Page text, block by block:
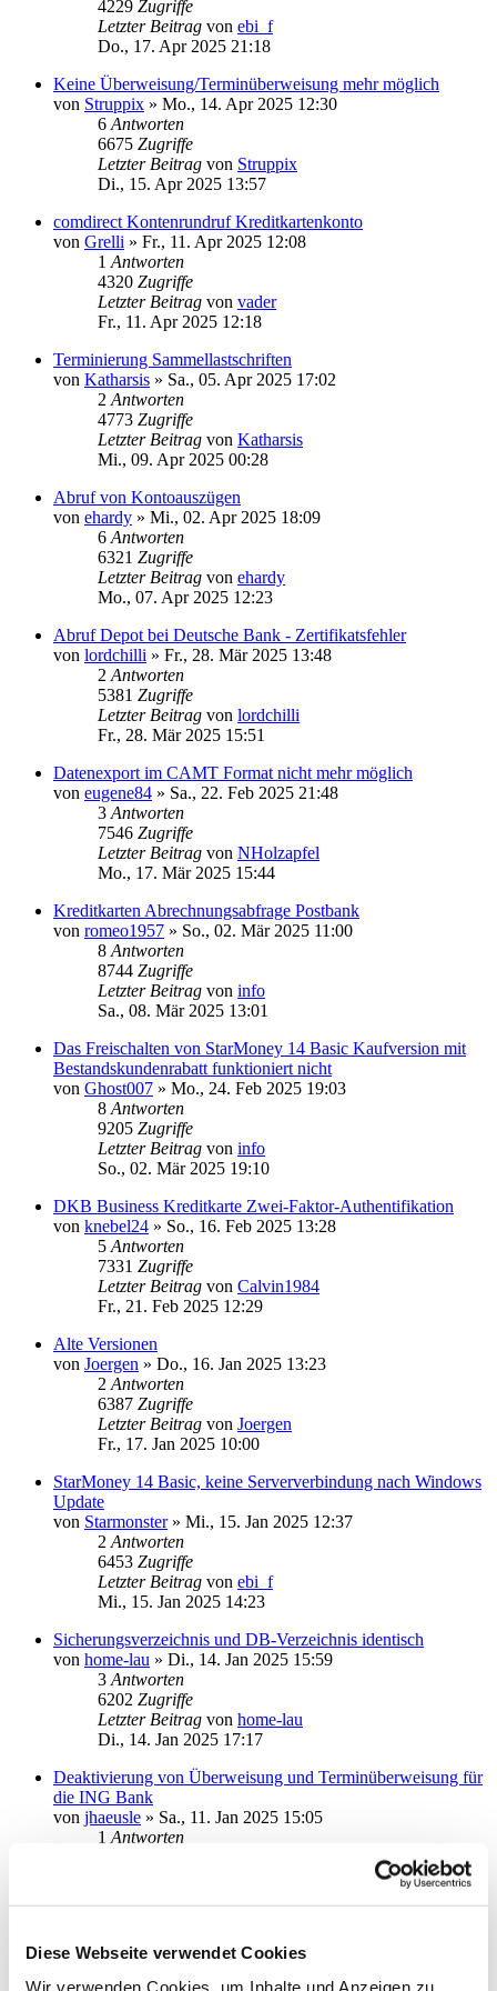
Diese Webseite verwendet Cookies
Wir verwenden Cookies, um Inhalte und Anzeigen zu
4229 Zugriffe
Letzter Beitrag von ebi_f
Do., 17. Apr 2025 21:18
Keine Überweisung/Terminüberweisung mehr möglich
von Struppix » Mo., 14. Apr 2025 12:30
6 Antworten
6675 Zugriffe
Letzter Beitrag von Struppix
Di., 15. Apr 2025 13:57
comdirect Kontenrundruf Kreditkartenkonto
von Grelli » Fr., 11. Apr 2025 12:08
1 Antworten
4320 Zugriffe
Letzter Beitrag von vader
Fr., 11. Apr 2025 12:18
Terminierung Sammellastschriften
von Katharsis » Sa., 05. Apr 2025 17:02
2 Antworten
4773 Zugriffe
Letzter Beitrag von Katharsis
Mi., 09. Apr 2025 00:28
Abruf von Kontoauszügen
von ehardy » Mi., 02. Apr 2025 18:09
6 Antworten
6321 Zugriffe
Letzter Beitrag von ehardy
Mo., 07. Apr 2025 12:23
Abruf Depot bei Deutsche Bank - Zertifikatsfehler
von lordchilli » Fr., 28. Mär 2025 13:48
2 Antworten
5381 Zugriffe
Letzter Beitrag von lordchilli
Fr., 28. Mär 2025 15:51
Datenexport im CAMT Format nicht mehr möglich
von eugene84 » Sa., 22. Feb 2025 21:48
3 Antworten
7546 Zugriffe
Letzter Beitrag von NHolzapfel
Mo., 17. Mär 2025 15:44
Kreditkarten Abrechnungsabfrage Postbank
von romeo1957 » So., 02. Mär 2025 11:00
8 Antworten
8744 Zugriffe
Letzter Beitrag von info
Sa., 08. Mär 2025 13:01
Das Freischalten von StarMoney 14 Basic Kaufversion mit
Bestandskundenrabatt funktioniert nicht
von Ghost007 » Mo., 24. Feb 2025 19:03
8 Antworten
9205 Zugriffe
Letzter Beitrag von info
So., 02. Mär 2025 19:10
DKB Business Kreditkarte Zwei-Faktor-Authentifikation
von knebel24 » So., 16. Feb 2025 13:28
5 Antworten
7331 Zugriffe
Letzter Beitrag von Calvin1984
Fr., 21. Feb 2025 12:29
Alte Versionen
von Joergen » Do., 16. Jan 2025 13:23
2 Antworten
6387 Zugriffe
Letzter Beitrag von Joergen
Fr., 17. Jan 2025 10:00
StarMoney 14 Basic, keine Serververbindung nach Windows
Update
von Starmonster» Mi., 15. Jan 2025 12:37
2 Antworten
6453 Zugriffe
Letzter Beitrag von ebi_f
Mi., 15. Jan 2025 14:23
Sicherungsverzeichnis und DB-Verzeichnis identisch
von home-lau » Di., 14. Jan 2025 15:59
3 Antworten
6202 Zugriffe
Letzter Beitrag von home-lau
Di., 14. Jan 2025 17:17
Deaktivierung von Überweisung und Terminüberweisung für
die ING Bank
von jhaeusle » Sa., 11. Jan 2025 15:05
1 Antworten
vonRB.»Di., 07. Jan 2025 14:47